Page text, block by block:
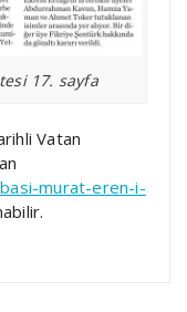
17. sayfa
Vatan
murat-eren-i-